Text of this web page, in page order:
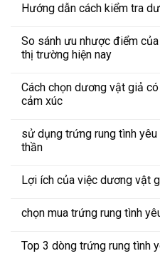
Hướng dẫn cách kiểm tra
So sánh ưu nhược điểm
thị trường hiện nay
Cách chọn dương vật giả
cảm xúc
sử dụng trứng rung tình
thần
Lợi ích của việc dương vật
chọn mua trứng rung tình
Top 3 dòng trứng rung tình